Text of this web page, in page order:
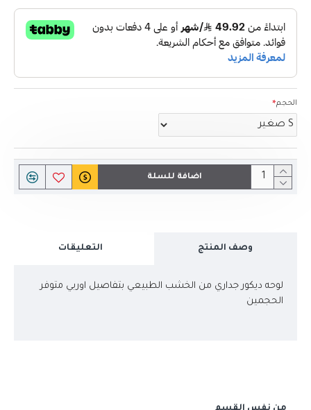
الحجم
اضافة للسلة
وصف المنتج التعليقات
لوحه ديكور جداري من الخشب الطبيعي بتفاصيل اوربي متوفر
الحجمين